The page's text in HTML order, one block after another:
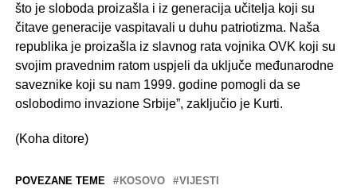
što je sloboda proizašla i iz generacija učitelja koji su
čitave generacije vaspitavali u duhu patriotizma. Naša
republika je proizašla iz slavnog rata vojnika OVK koji su
svojim pravednim ratom uspjeli da uključe međunarodne
saveznike koji su nam 1999. godine pomogli da se
oslobodimo invazione Srbije”, zaključio je Kurti.
(Koha ditore)
POVEZANE TEME KOSOVO VIJESTI